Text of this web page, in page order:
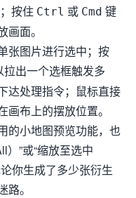
按住 Ctrl 或 Cmd 键
面。
张图片进行选中；按
出一个选框触发多
达处理指令；鼠标直接
布上的摆放位置。
的小地图预览功能，也
”或“缩放至选中
你生成了多少张衍生
。